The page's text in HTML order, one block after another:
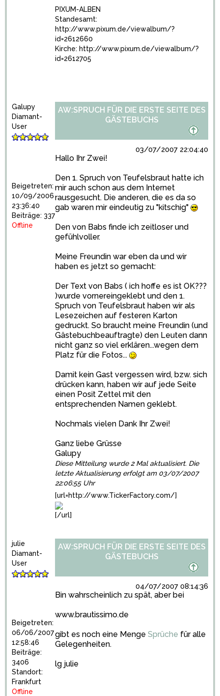
PIXUM-ALBEN
Standesamt:
http://www.pixum.de/viewalbum/?
id=2612660
Kirche: http://www.pixum.de/viewalbum/?
id=2612705
Galupy
Diamant-
User
Beigetreten:
10/09/2006
23:36:40
Beiträge: 337
Offline
AW:SPRUCH FÜR DIE ERSTE SEITE DES
GÄSTEBUCHS
03/07/2007 22:04:40
Hallo Ihr Zwei!
Den 1. Spruch von Teufelsbraut hatte ich
mir auch schon aus dem Internet
rausgesucht. Die anderen, die es da so
gab waren mir eindeutig zu "kitschig"
Den von Babs finde ich zeitloser und
gefühlvoller.
Meine Freundin war eben da und wir
haben es jetzt so gemacht:
Der Text von Babs ( ich hoffe es ist OK???
)wurde vornereingeklebt und den 1.
Spruch von Teufelsbraut haben wir als
Lesezeichen auf festeren Karton
gedruckt. So braucht meine Freundin (und
Gästebuchbeauftragte) den Leuten dann
nicht ganz so viel erklären...wegen dem
Platz für die Fotos...
Damit kein Gast vergessen wird, bzw. sich
drücken kann, haben wir auf jede Seite
einen Posit Zettel mit den
entsprechenden Namen geklebt.
Nochmals vielen Dank Ihr Zwei!
Ganz liebe Grüsse
Galupy
Diese Mitteilung wurde 2 Mal aktualisiert. Die
letzte Aktualisierung erfolgt am 03/07/2007
22:06:55 Uhr
[url=http://www.TickerFactory.com/]
[/url]
julie
Diamant-
User
Beigetreten:
06/06/2007
12:58:46
Beiträge:
3406
Standort:
Frankfurt
Offline
AW:SPRUCH FÜR DIE ERSTE SEITE DES
GÄSTEBUCHS
04/07/2007 08:14:36
Bin wahrscheinlich zu spät, aber bei
www.brautissimo.de
gibt es noch eine Menge Sprüche für alle
Gelegenheiten.
lg julie